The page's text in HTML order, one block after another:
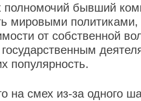
полномочий бывший
мировыми политиками,
от собственной
популярность.
на смех из-за одного